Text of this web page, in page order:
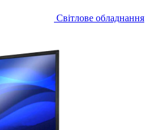
Світлове обладнання